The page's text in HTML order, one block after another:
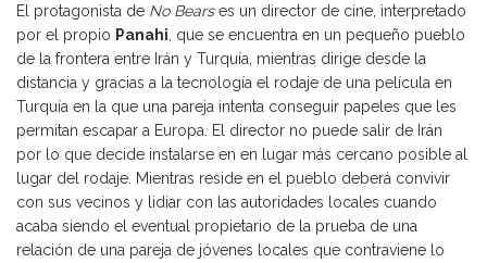
El protagonista de No Bearses un director de cine, interpretado
por el propio Panahi , que se encuentra en un pequeño pueblo
de la frontera entre Irán y Turquía, mientras dirige desde la
distancia y gracias a la tecnología el rodaje de una película en
Turquía en la que una pareja intenta conseguir papeles que les
permitan escapar a Europa. El director no puede salir de Irán
por lo que decide instalarse en en lugar más cercano posible al
lugar del rodaje. Mientras reside en el pueblo deberá convivir
con sus vecinos y lidiar con las autoridades locales cuando
acaba siendo el eventual propietario de la prueba de una
relación de una pareja de jóvenes locales que contraviene lo